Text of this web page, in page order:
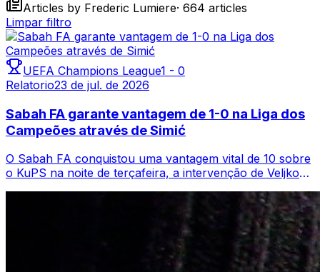
Articles by Frederic Lumiere· 664 articles
Limpar filtro
UEFA Champions League1 - 0
Relatorio23 de jul. de 2026
Sabah FA garante vantagem de 1-0 na Liga dos
Campeões através de Simić
O Sabah FA conquistou uma vantagem vital de 10 sobre
o KuPS na noite de terçafeira, a intervenção de Veljko